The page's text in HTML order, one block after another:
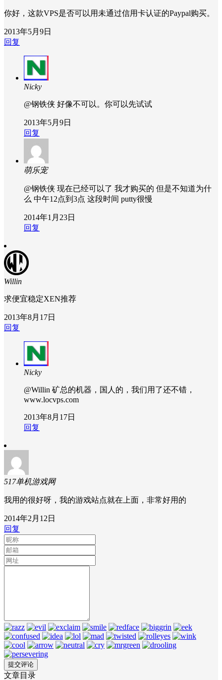
你好，这款VPS是否可以用未通过信用卡认证的Paypal购买。
2013年5月9日
回复
Nicky
@钢铁侠 好像不可以。你可以先试试
2013年5月9日
回复
萌乐宠
@钢铁侠 现在已经可以了 我才购买的 但是不知道为什
么 中午12点到3点 这段时间 putty很慢
2014年1月23日
回复
Willin
求便宜稳定XEN推荐
2013年8月17日
回复
Nicky
@Willin 矿总的机器，国人的，我们用了还不错，
www.locvps.com
2013年8月17日
回复
517单机游戏网
我用的很好呀，我的游戏站点就在上面，非常好用的
2014年2月12日
回复
文章目录